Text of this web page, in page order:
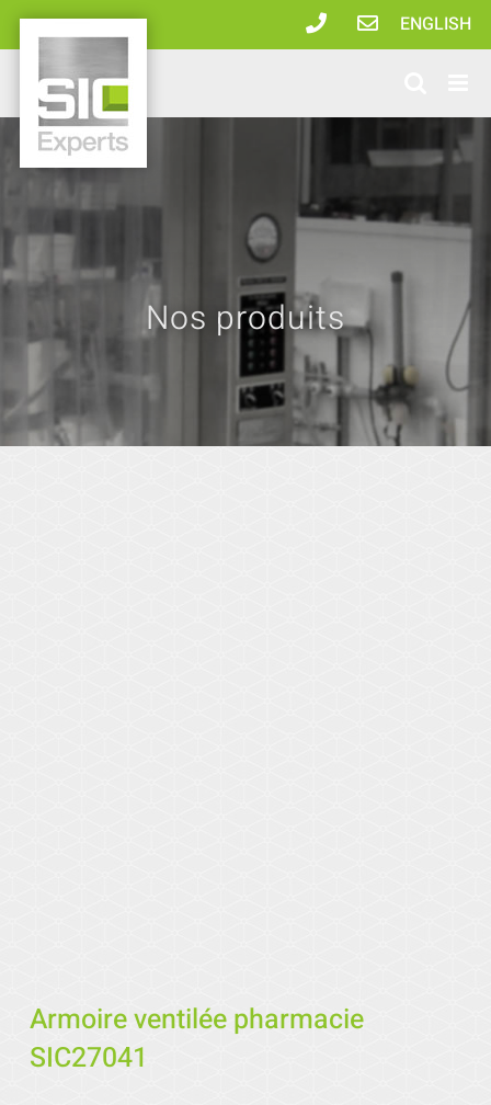
Passer
au
contenu
ENGLISH
Nos produits
Armoire ventilée pharmacie
SIC27041